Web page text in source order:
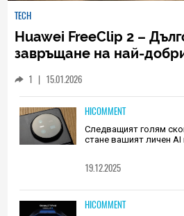
TECH
Huawei FreeClip 2 –
завръщане на най-
1 | 15.01.2026
HICOMMENT
Следващият голям
стане вашият личен AI
19.12.2025
HICOMMENT